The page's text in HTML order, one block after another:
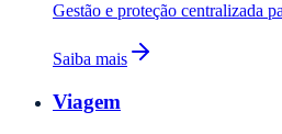
Gestão e proteção centralizada
Saiba mais
Viagem